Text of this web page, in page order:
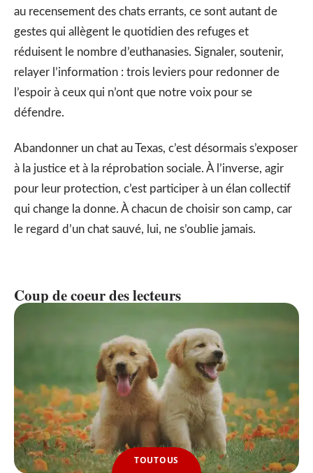
au recensement des chats errants, ce sont autant de
gestes qui allègent le quotidien des refuges et
réduisent le nombre d’euthanasies. Signaler, soutenir,
relayer l’information : trois leviers pour redonner de
l’espoir à ceux qui n’ont que notre voix pour se
défendre.
Abandonner un chat au Texas, c’est désormais s’exposer
à la justice et à la réprobation sociale. À l’inverse, agir
pour leur protection, c’est participer à un élan collectif
qui change la donne. À chacun de choisir son camp, car
le regard d’un chat sauvé, lui, ne s’oublie jamais.
Coup de coeur des lecteurs
TOUTOUS